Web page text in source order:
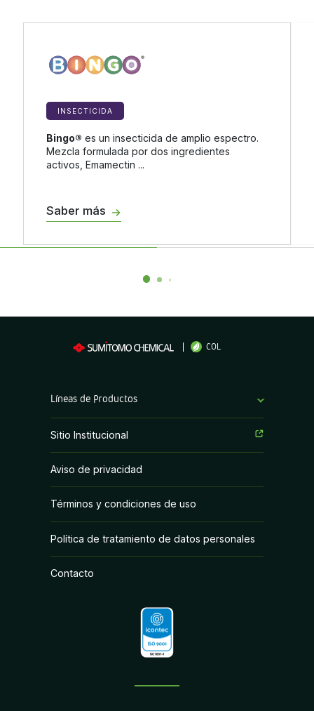
INSECTICIDA
Bingo® es un insecticida de amplio espectro.
Mezcla formulada por dos ingredientes
activos, Emamectin ...
Saber más
COL
Líneas de Productos
Herbicidas
PGR y Biorracionales
Sitio Institucional
Aviso de privacidad
Términos y condiciones de uso
Política de tratamiento de datos personales
Contacto